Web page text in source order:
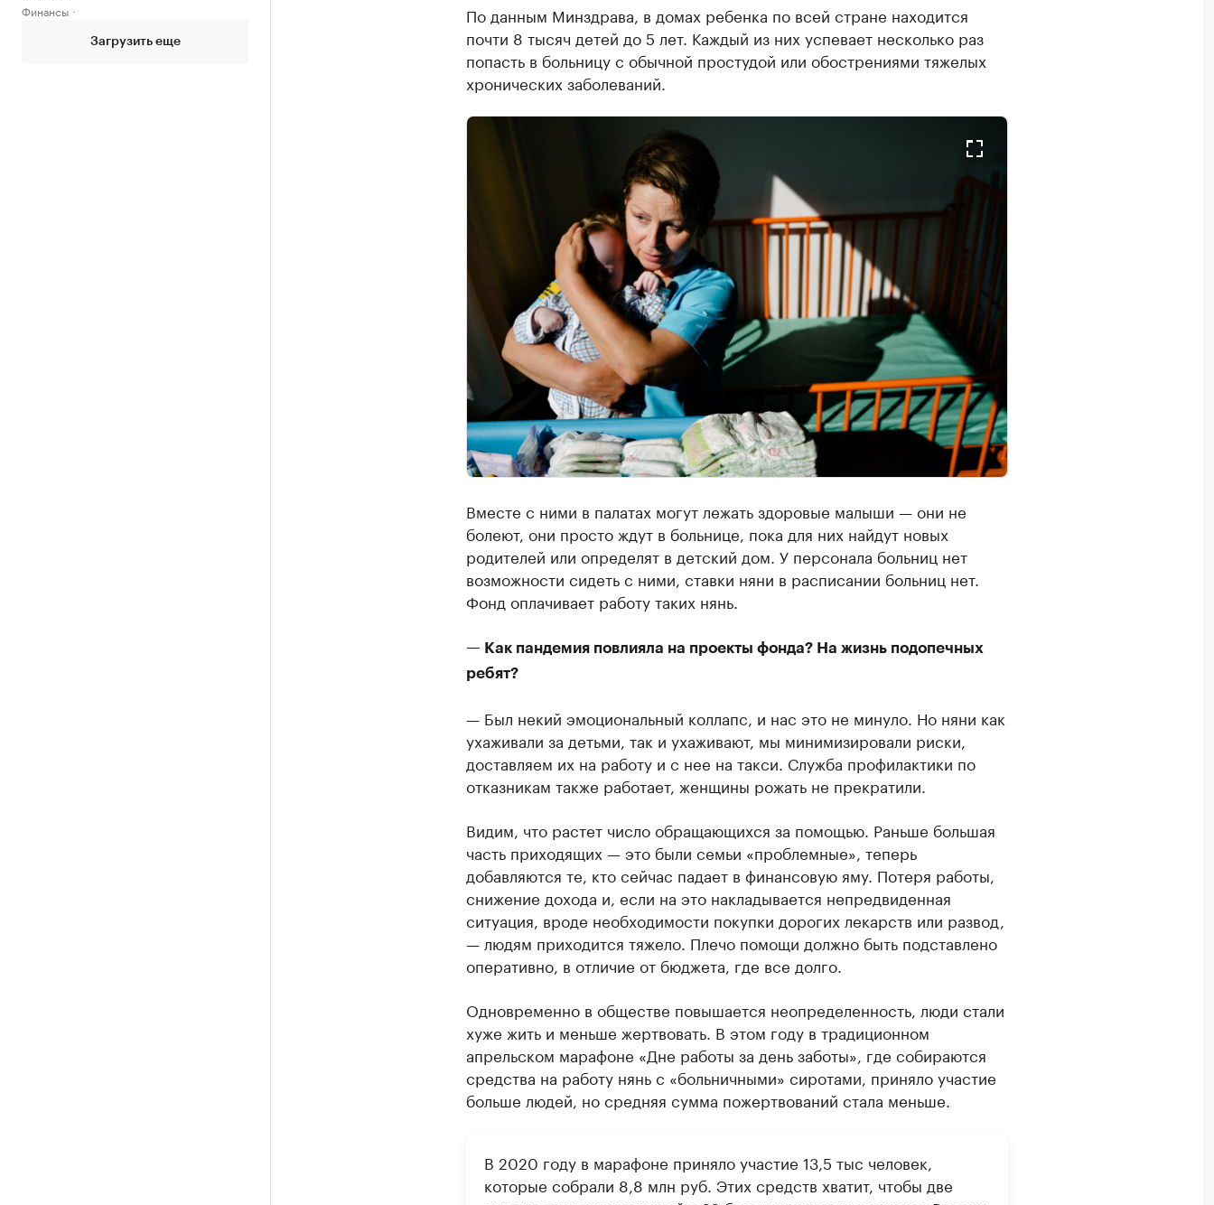
Финансы
Загрузить еще
По данным Минздрава, в домах ребенка по всей стране находится
почти 8 тысяч детей до 5 лет. Каждый из них успевает несколько раз
попасть в больницу с обычной простудой или обострениями тяжелых
хронических заболеваний.
Вместе с ними в палатах могут лежать здоровые малыши — они не
болеют, они просто ждут в больнице, пока для них найдут новых
родителей или определят в детский дом. У персонала больниц нет
возможности сидеть с ними, ставки няни в расписании больниц нет.
Фонд оплачивает работу таких нянь.
— Как пандемия повлияла на проекты фонда? На жизнь подопечных
ребят?
— Был некий эмоциональный коллапс, и нас это не минуло. Но няни как
ухаживали за детьми, так и ухаживают, мы минимизировали риски,
доставляем их на работу и с нее на такси. Служба профилактики по
отказникам также работает, женщины рожать не прекратили.
Видим, что растет число обращающихся за помощью. Раньше большая
часть приходящих — это были семьи «проблемные», теперь
добавляются те, кто сейчас падает в финансовую яму. Потеря работы,
снижение дохода и, если на это накладывается непредвиденная
ситуация, вроде необходимости покупки дорогих лекарств или развод,
— людям приходится тяжело. Плечо помощи должно быть подставлено
оперативно, в отличие от бюджета, где все долго.
Одновременно в обществе повышается неопределенность, люди стали
хуже жить и меньше жертвовать. В этом году в традиционном
апрельском марафоне «Дне работы за день заботы», где собираются
средства на работу нянь с «больничными» сиротами, приняло участие
больше людей, но средняя сумма пожертвований стала меньше.
В 2020 году в марафоне приняло участие 13,5 тыс человек,
которые собрали 8,8 млн руб. Этих средств хватит, чтобы две